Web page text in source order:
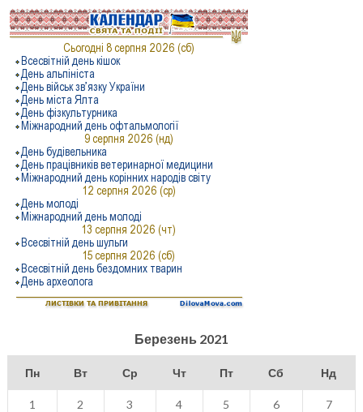
Березень 2021
Пн Вт Ср Чт Пт Сб Нд
1 2 3 4 5 6 7